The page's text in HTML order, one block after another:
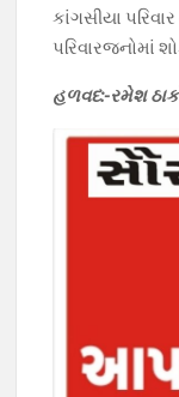
કાંગસીયા
પરિવારજનોમાં
હળવદ:-રમેશ